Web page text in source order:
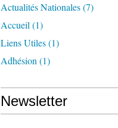
Actualités Nationales(7)
Accueil (1)
Liens Utiles(1)
Adhésion (1)
Newsletter